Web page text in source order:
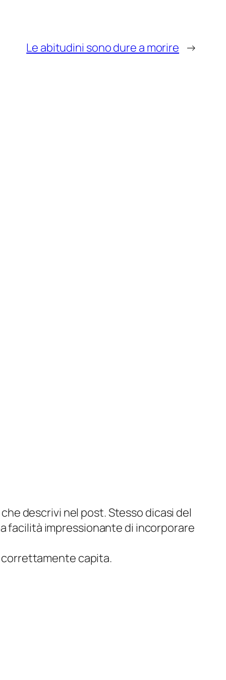
Le abitudini sono dure a morire →
descrivi nel post. Stesso dicasi del
facilità impressionante di incorporare
correttamente capita.